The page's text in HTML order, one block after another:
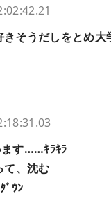
そうだしをとめ
す……ｷﾗｷﾗ
、沈む
ﾞｳﾝ